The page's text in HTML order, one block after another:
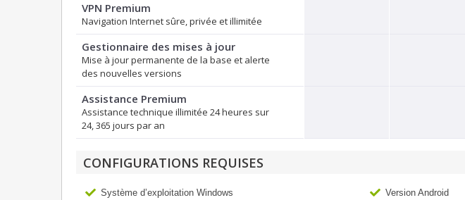
VPN Premium
Navigation Internet sûre, privée et illimitée
Gestionnaire des mises à jour
Mise à jour permanente de la base et alerte
des nouvelles versions
Assistance Premium
Assistance technique illimitée 24 heures sur
24, 365 jours par an
CONFIGURATIONS REQUISES
Système d’exploitation Windows Version Android